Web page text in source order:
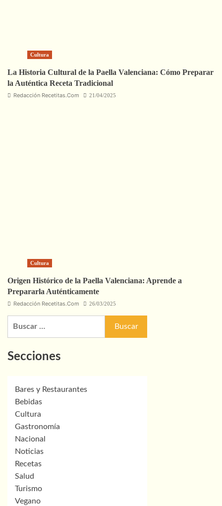
Cultura
La Historia Cultural de la Paella Valenciana: Cómo Preparar
la Auténtica Receta Tradicional
Redacción Recetitas.Com 21/04/2025
Cultura
Origen Histórico de la Paella Valenciana: Aprende a
Prepararla Auténticamente
Redacción Recetitas.Com 26/03/2025
Secciones
Bares y Restaurantes
Bebidas
Cultura
Gastronomía
Nacional
Noticias
Recetas
Salud
Turismo
Vegano